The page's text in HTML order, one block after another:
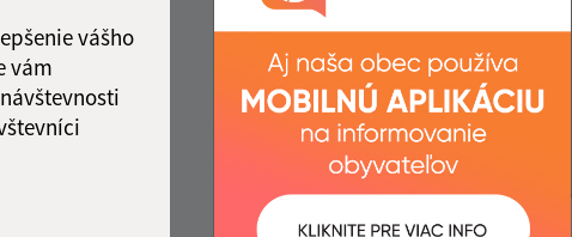
vášho
vám